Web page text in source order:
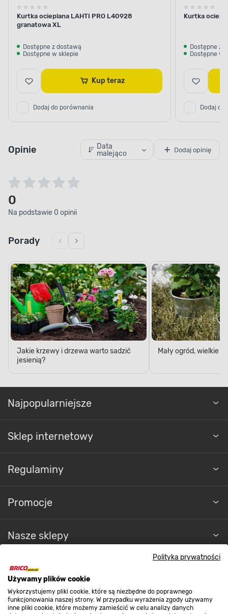
Polityka prywatności
Używamy plików cookie
Wykorzystujemy pliki cookie, które są niezbędne do poprawnego
funkcjonowania naszej strony. W przypadku wyrażenia zgody używamy
inne pliki cookie, które możemy zamieścić w celu analizy danych
Kurtka ocieplana LAHTI PRO L40928
granatowa XL
Dostępne z dostawą
Dostępne w sklepie
Kup teraz
Dodaj do porównania
Kurtka
Dostępne z
Dostępne w
Dodaj do
Opinie
Data
malejąco
Dodaj opinię
0
Na podstawie 0 opinii
Porady
Jakie krzewy i drzewa warto sadzić
jesienią?
Mały ogród, wielkie
Najpopularniejsze
Sklep internetowy
Regulaminy
Promocje
Nasze sklepy
O nas
Kontakt do sklepu